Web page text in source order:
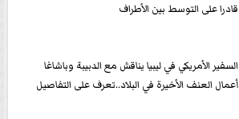
قادرا على التوسط بين الأطراف
السفير الأمريكي في ليبيا يناقش مع الدبيبة وباشاغا
أعمال العنف الأخيرة في البلاد..تعرف على التفاصيل